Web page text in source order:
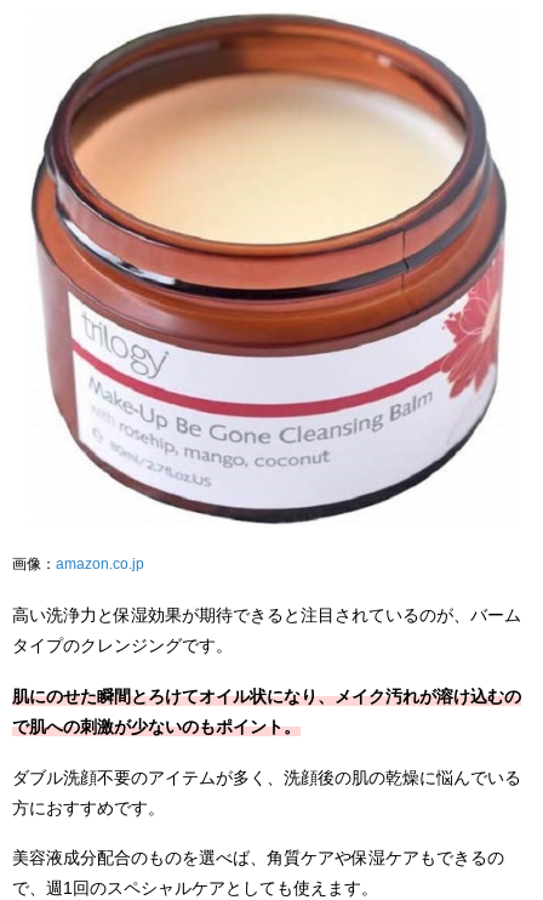
画像： amazon.co.jp
高い洗浄力と保湿効果が期待できると注目されているのが、バーム
タイプのクレンジングです。
肌にのせた瞬間とろけてオイル状になり、メイク汚れが溶け込むの
で肌への刺激が少ないのもポイント。
ダブル洗顔不要のアイテムが多く、洗顔後の肌の乾燥に悩んでいる
方におすすめです。
美容液成分配合のものを選べば、角質ケアや保湿ケアもできるの
で、週1回のスペシャルケアとしても使えます。